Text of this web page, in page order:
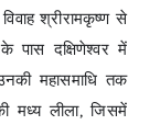
श्रीरामकृष्ण से
दक्षिणेश्वर में
महासमाधि तक
मध्य लीला, जिसमें